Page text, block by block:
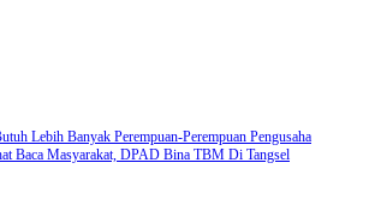
Lebih Banyak Perempuan-Perempuan Pengusaha
Baca Masyarakat, DPAD Bina TBM Di Tangsel